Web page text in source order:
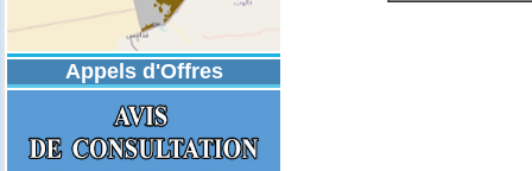
Appels d'Offres